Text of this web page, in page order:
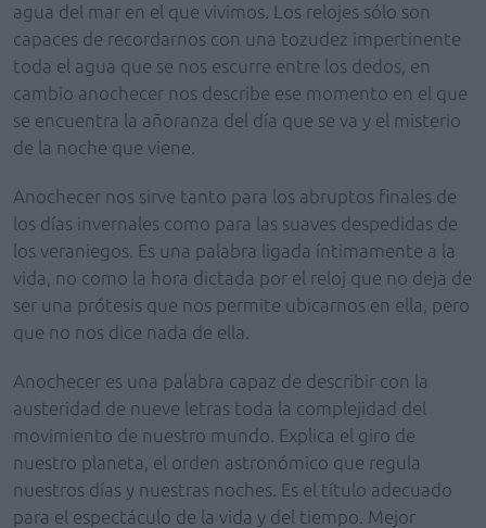
agua del mar en el que vivimos. Los relojes sólo son
capaces de recordarnos con una tozudez impertinente
toda el agua que se nos escurre entre los dedos, en
cambio anochecer nos describe ese momento en el que
se encuentra la añoranza del día que se va y el misterio
de la noche que viene.
Anochecer nos sirve tanto para los abruptos finales de
los días invernales como para las suaves despedidas de
los veraniegos. Es una palabra ligada íntimamente a la
vida, no como la hora dictada por el reloj que no deja de
ser una prótesis que nos permite ubicarnos en ella, pero
que no nos dice nada de ella.
Anochecer es una palabra capaz de describir con la
austeridad de nueve letras toda la complejidad del
movimiento de nuestro mundo. Explica el giro de
nuestro planeta, el orden astronómico que regula
nuestros días y nuestras noches. Es el título adecuado
para el espectáculo de la vida y del tiempo. Mejor